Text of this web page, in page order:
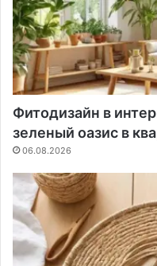
Фитодизайн в
зеленый оазис в
06.08.2026